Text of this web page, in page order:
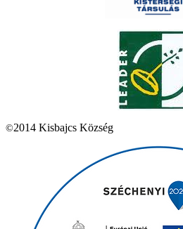
©2014 Kisbajcs Község